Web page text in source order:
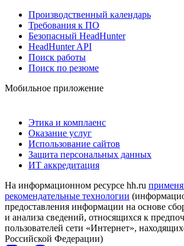
Производственный календарь
Требования к ПО
Безопасный HeadHunter
HeadHunter API
Поиск работы
Поиск по резюме
Мобильное приложение
Этика и комплаенс
Оказание услуг
Использование сайтов
Защита персональных данных
ИТ аккредитация
На информационном ресурсе hh.ru
рекомендательные технологии
предоставления информации на основе
и анализа сведений, относящихся к
пользователей сети «Интернет»,
Российской Федерации)